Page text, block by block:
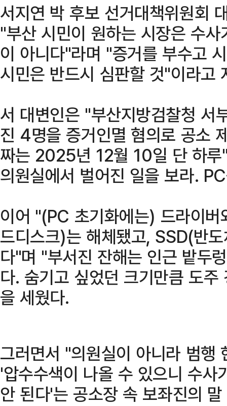
서지연 박 후보 선거대책위원회
"부산 시민이 원하는 시장은 수
이 아니다"라며 "증거를 부수고
시민은 반드시 심판할 것"이라고
서 대변인은 "부산지방검찰청 서
진 4명을 증거인멸 혐의로 공소
짜는 2025년 12월 10일 단 하루
의원실에서 벌어진 일을 보라.
이어 "(PC 초기화에는) 드라이
드디스크)는 해체됐고, SSD(반
다"며 "부서진 잔해는 인근 밭두
다. 숨기고 싶었던 크기만큼 도
을 세웠다.
그러면서 "의원실이 아니라 범행
'압수수색이 나올 수 있으니 수사
안 된다'는 공소장 속 보좌진의